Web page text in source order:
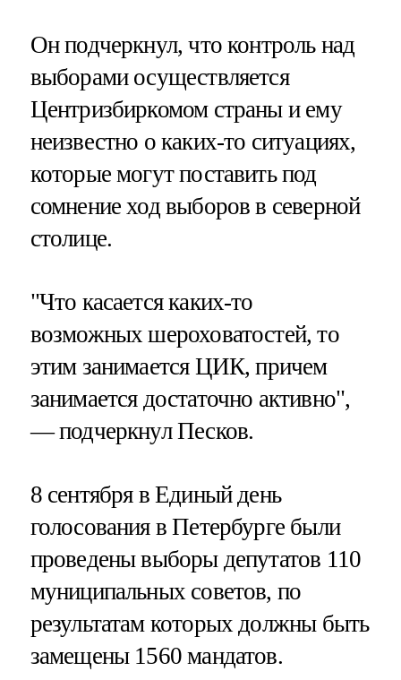
Он подчеркнул, что контроль над
выборами осуществляется
Центризбиркомом страны и ему
неизвестно о каких-то ситуациях,
которые могут поставить под
сомнение ход выборов в северной
столице.
"Что касается каких-то
возможных шероховатостей, то
этим занимается ЦИК, причем
занимается достаточно активно",
— подчеркнул Песков.
8 сентября в Единый день
голосования в Петербурге были
проведены выборы депутатов 110
муниципальных советов, по
результатам которых должны быть
замещены 1560 мандатов.